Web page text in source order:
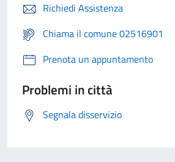
Richiedi Assistenza
Chiama il comune 02516901
Prenota un appuntamento
Problemi in città
Segnala disservizio